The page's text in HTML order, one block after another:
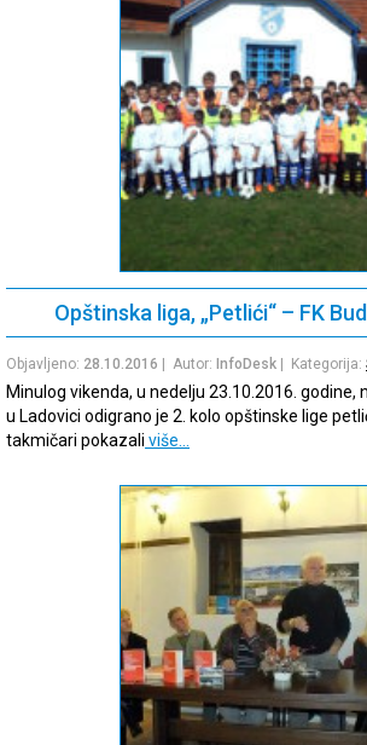
Opštinska liga, „Petlići“ – FK
Objavljeno: 28.10.2016 | Autor: InfoDesk | Kategorija:
Minulog vikenda, u nedelju 23.10.2016. godine,
u Ladovici odigrano je 2. kolo opštinske lige
takmičari pokazali više…